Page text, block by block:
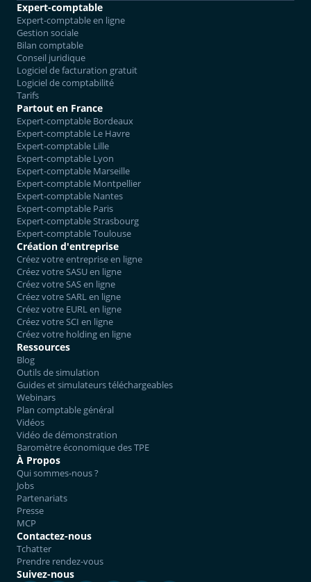
Expert-comptable
Expert-comptable en ligne
Gestion sociale
Bilan comptable
Conseil juridique
Logiciel de facturation gratuit
Logiciel de comptabilité
Tarifs
Partout en France
Expert-comptable Bordeaux
Expert-comptable Le Havre
Expert-comptable Lille
Expert-comptable Lyon
Expert-comptable Marseille
Expert-comptable Montpellier
Expert-comptable Nantes
Expert-comptable Paris
Expert-comptable Strasbourg
Expert-comptable Toulouse
Création d'entreprise
Créez votre entreprise en ligne
Créez votre SASU en ligne
Créez votre SAS en ligne
Créez votre SARL en ligne
Créez votre EURL en ligne
Créez votre SCI en ligne
Créez votre holding en ligne
Ressources
Blog
Outils de simulation
Guides et simulateurs téléchargeables
Webinars
Plan comptable général
Vidéos
Vidéo de démonstration
Baromètre économique des TPE
À Propos
Qui sommes-nous ?
Jobs
Partenariats
Presse
MCP
Contactez-nous
Tchatter
Prendre rendez-vous
Suivez-nous